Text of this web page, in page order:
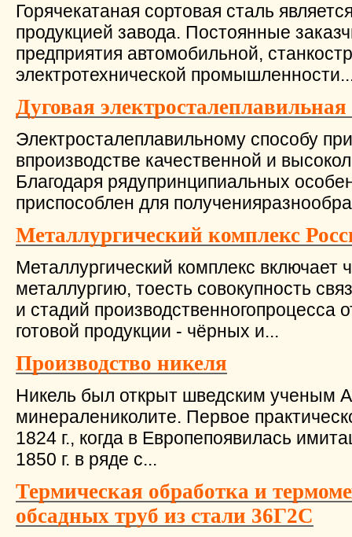
Горячекатаная сортовая сталь
продукцией завода. Постоянные
предприятия автомобильной,
электротехнической
Дуговая электросталеплавильная
Электросталеплавильному способу
впроизводстве качественной и
Благодаря рядупринципиальных
приспособлен для
Металлургический комплекс
Металлургический комплекс включает
металлургию, тоесть совокупность
и стадий производственногопроцесса
готовой продукции - чёрных и...
Производство никеля
Никель был открыт шведским ученым
минералениколите. Первое
1824 г., когда в Европепоявилась
1850 г. в ряде с...
Термическая обработка и
обсадных труб из стали 36Г2С